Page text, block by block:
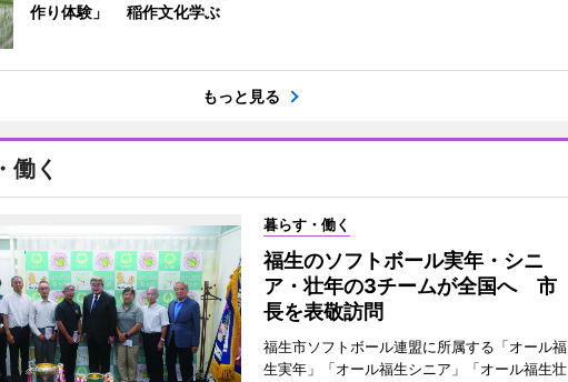
作り体験」 稲作文化学ぶ
もっと見る
働く
暮らす・働く
福生のソフトボール実年・シニ
ア・壮年の3チームが全国へ 市
長を表敬訪問
福生市ソフトボール連盟に所属する「オール福
生実年」「オール福生シニア」「オール福生壮